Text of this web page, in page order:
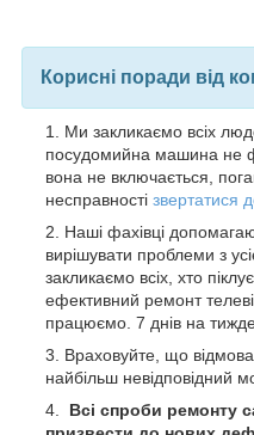
Корисні поради від
Ми закликаємо всіх
посудомийна машина не
вона не включається,
несправності звертатися
Наші фахівці
вирішувати проблеми з
закликаємо всіх, хто
ефективний ремонт
працюємо. 7 днів на
Враховуйте, що
найбільш невідповідний
Всі спроби ремонту